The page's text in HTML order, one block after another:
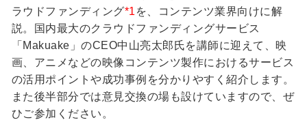
ラウドファンディング*1 を、コンテンツ業界向けに解
説。国内最大のクラウドファンディングサービス
「Makuake」のCEO中山亮太郎氏を講師に迎えて、映
画、アニメなどの映像コンテンツ製作におけるサービス
の活用ポイントや成功事例を分かりやすく紹介します。
また後半部分では意見交換の場も設けていますので、ぜ
ひご参加ください。